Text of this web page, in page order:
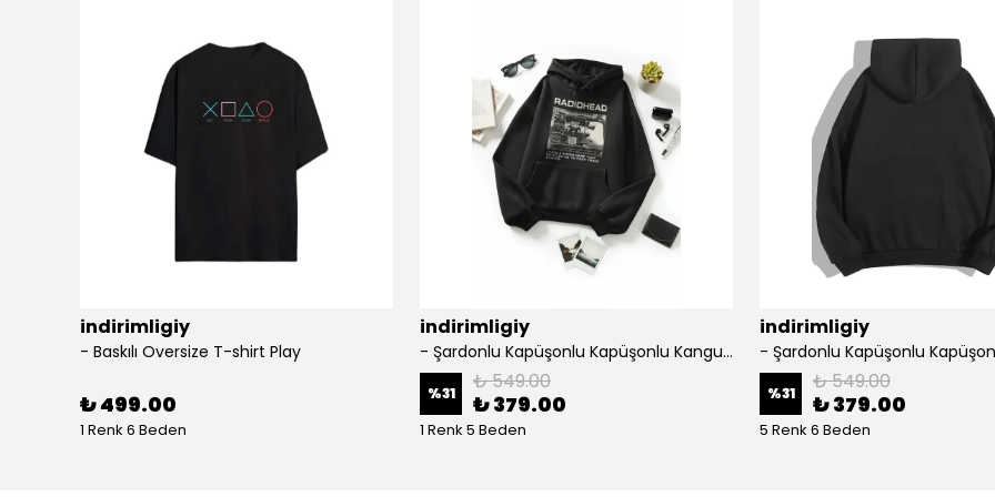
indirimligiy
- Baskılı Oversize T-shirt Play
₺ 499.00
1 Renk 6 Beden
indirimligiy
- Şardonlu Kapüşonlu Kapüşonlu Kanguru Cep Oversize Lastik Paça Sweatshirt Takimi
%31 ₺ 549.00
₺ 379.00
1 Renk 5 Beden
indirimligiy
%31 ₺ 549.00
₺ 379.00
5 Renk 6 Beden